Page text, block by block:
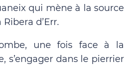
qui mène à la source
d’Err.
une fois face à la
s’engager dans le pierrier